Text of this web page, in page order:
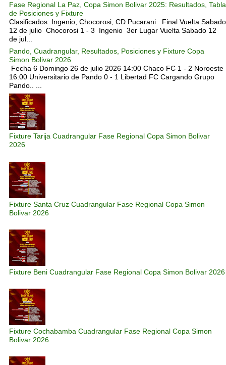
Fase Regional La Paz, Copa Simon Bolivar 2025: Resultados, Tabla
de Posiciones y Fixture
Clasificados: Ingenio, Chocorosi, CD Pucarani Final Vuelta Sabado
12 de julio Chocorosi 1 - 3 Ingenio 3er Lugar Vuelta Sabado 12
de jul...
Pando, Cuadrangular, Resultados, Posiciones y Fixture Copa
Simon Bolivar 2026
Fecha 6 Domingo 26 de julio 2026 14:00 Chaco FC 1 - 2 Noroeste
16:00 Universitario de Pando 0 - 1 Libertad FC Cargando Grupo
Pando.. ...
Fixture Tarija Cuadrangular Fase Regional Copa Simon Bolivar
2026
Fixture Santa Cruz Cuadrangular Fase Regional Copa Simon
Bolivar 2026
Fixture Beni Cuadrangular Fase Regional Copa Simon Bolivar 2026
Fixture Cochabamba Cuadrangular Fase Regional Copa Simon
Bolivar 2026